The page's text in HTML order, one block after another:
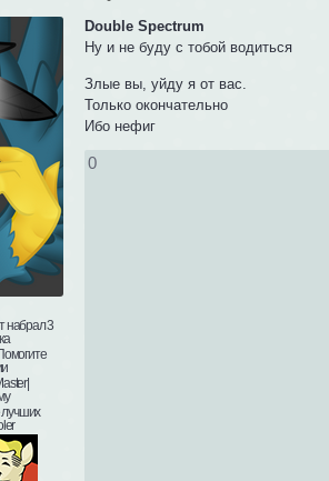
Double Spectrum
Ну и не буду с тобой водиться
Злые вы, уйду я от вас.
Только окончательно
Ибо нефиг
0